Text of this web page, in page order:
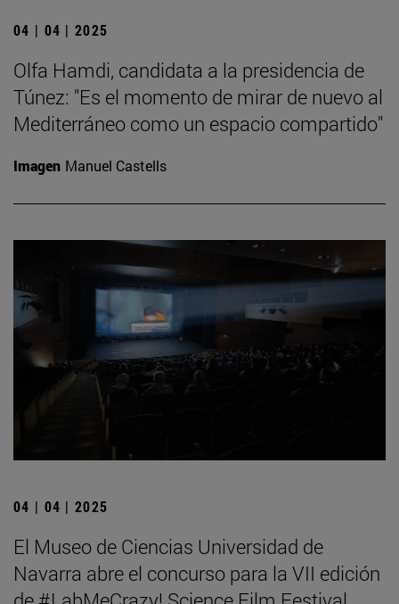
04 | 04 | 2025
Olfa Hamdi, candidata a la presidencia de
Túnez: "Es el momento de mirar de nuevo al
Mediterráneo como un espacio compartido"
Imagen Manuel Castells
04 | 04 | 2025
El Museo de Ciencias Universidad de
Navarra abre el concurso para la VII edición